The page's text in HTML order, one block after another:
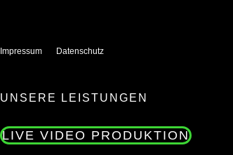
Impressum Datenschutz
UNSERE LEISTUNGEN
LIVE VIDEO PRODUKTION